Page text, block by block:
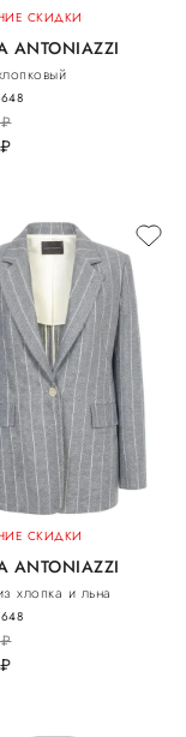
СКИДКИ
ANTONIAZZI
руб.
руб.
48
СКИДКИ
ANTONIAZZI
хлопка и льна
руб.
руб.
48